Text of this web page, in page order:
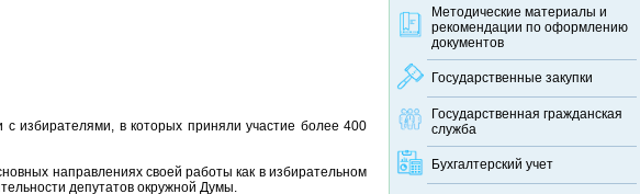
Методические материалы и
рекомендации по оформлению
документов
Государственные закупки
Государственная гражданская
служба
Бухгалтерский учет
с избирателями, в которых приняли участие более 400
направлениях своей работы как в избирательном
депутатов окружной Думы.